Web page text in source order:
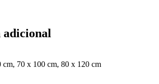
cm, 70 x 100 cm, 80 x 120 cm